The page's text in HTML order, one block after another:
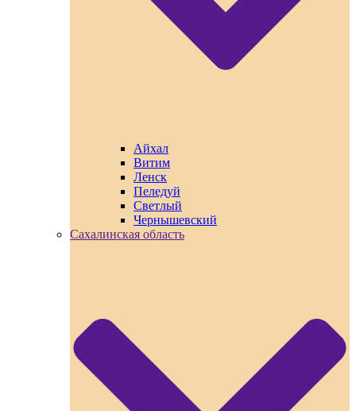
Айхал
Витим
Ленск
Пеледуй
Светлый
Чернышевский
Сахалинская область